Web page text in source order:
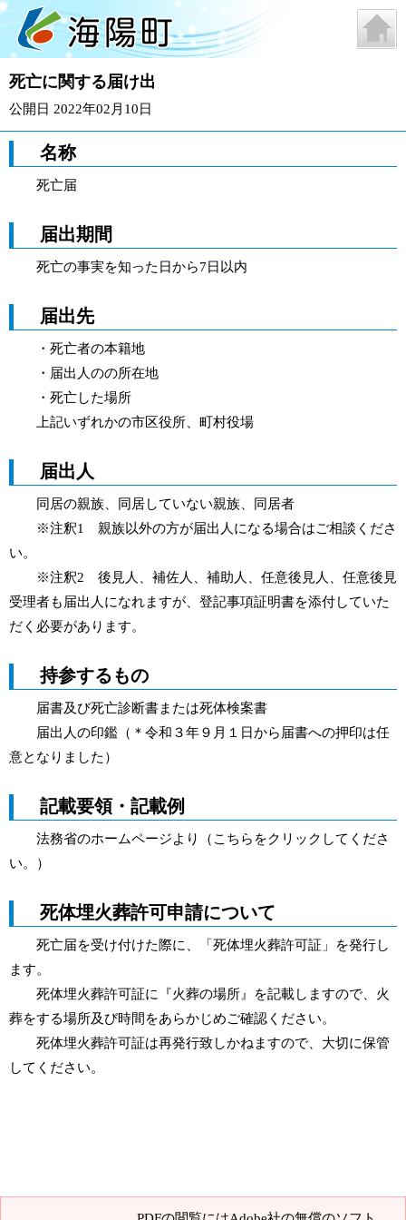
死亡に関する届け出
公開日 2022年02月10日
名称
死亡届
届出期間
死亡の事実を知った日から7日以内
届出先
・死亡者の本籍地
・届出人のの所在地
・死亡した場所
上記いずれかの市区役所、町村役場
届出人
同居の親族、同居していない親族、同居者
※注釈1 親族以外の方が届出人になる場合はご相談くださ
い。
※注釈2 後見人、補佐人、補助人、任意後見人、任意後見
受理者も届出人になれますが、登記事項証明書を添付していた
だく必要があります。
持参するもの
届書及び死亡診断書または死体検案書
届出人の印鑑（＊令和３年９月１日から届書への押印は任
意となりました）
記載要領・記載例
法務省のホームページより
（こちらをクリックしてくださ
い。）
死体埋火葬許可申請について
死亡届を受け付けた際に、「死体埋火葬許可証」を発行し
ます。
死体埋火葬許可証に『火葬の場所』を記載しますので、火
葬をする場所及び時間をあらかじめご確認ください。
死体埋火葬許可証は再発行致しかねますので、大切に保管
してください。